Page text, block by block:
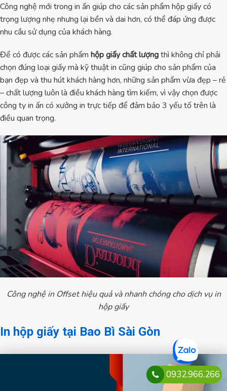
Công nghệ mới trong in ấn giúp cho các sản phẩm hộp giấy có
trọng lượng nhẹ nhưng lại bền và dai hơn, có thể đáp ứng được
nhu cầu sử dụng của khách hàng.
Để có được các sản phẩm hộp giấy chất lượngthì không chỉ phải
chọn đúng loại giấy mà kỹ thuật in cũng giúp cho sản phẩm của
bạn đẹp và thu hút khách hàng hơn, những sản phẩm vừa đẹp – rẻ
– chất lượng luôn là điều khách hàng tìm kiếm, vì vậy chọn được
công ty in ấn có xưởng in trực tiếp để đảm bảo 3 yếu tố trên là
điều quan trọng.
Công nghệ in Offset hiệu quả và nhanh chóng cho dịch vụ in
hộp giấy
In hộp giấy tại Bao Bì Sài Gòn
0932.966.266